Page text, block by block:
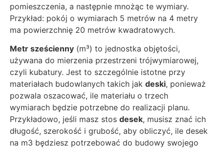
pomieszczenia, a następnie mnożąc te wymiary.
Przykład: pokój o wymiarach 5 metrów na 4 metry
ma powierzchnię 20 metrów kwadratowych.
Metr sześcienny (m³) to jednostka objętości,
używana do mierzenia przestrzeni trójwymiarowej,
czyli kubatury. Jest to szczególnie istotne przy
materiałach budowlanych takich jak deski, ponieważ
pozwala oszacować, ile materiału o trzech
wymiarach będzie potrzebne do realizacji planu.
Przykładowo, jeśli masz stos desek, musisz znać ich
długość, szerokość i grubość, aby obliczyć, ile desek
na m3 będziesz potrzebować do budowy swojego